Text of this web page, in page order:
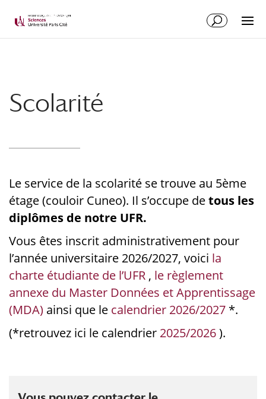
Scolarité
Le service de la scolarité se trouve au 5ème
étage (couloir Cuneo). Il s’occupe detous les
diplômes de notre UFR.
Vous êtes inscrit administrativement pour
l’année universitaire 2026/2027, voici la
charte étudiante de l’UFR , le règlement
annexe du Master Données et Apprentissage
(MDA) ainsi que le calendrier 2026/2027 *.
(*retrouvez ici le calendrier 2025/2026).